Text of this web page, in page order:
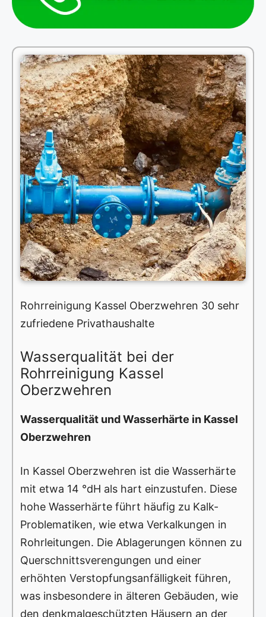
Rohrreinigung Kassel Oberzwehren 30 sehr
zufriedene Privathaushalte
Wasserqualität bei der
Rohrreinigung Kassel
Oberzwehren
Wasserqualität und Wasserhärte in Kassel
Oberzwehren
In Kassel Oberzwehren ist die Wasserhärte
mit etwa 14 °dH als hart einzustufen. Diese
hohe Wasserhärte führt häufig zu Kalk-
Problematiken, wie etwa Verkalkungen in
Rohrleitungen. Die Ablagerungen können zu
Querschnittsverengungen und einer
erhöhten Verstopfungsanfälligkeit führen,
was insbesondere in älteren Gebäuden, wie
den denkmalgeschützten Häusern an der